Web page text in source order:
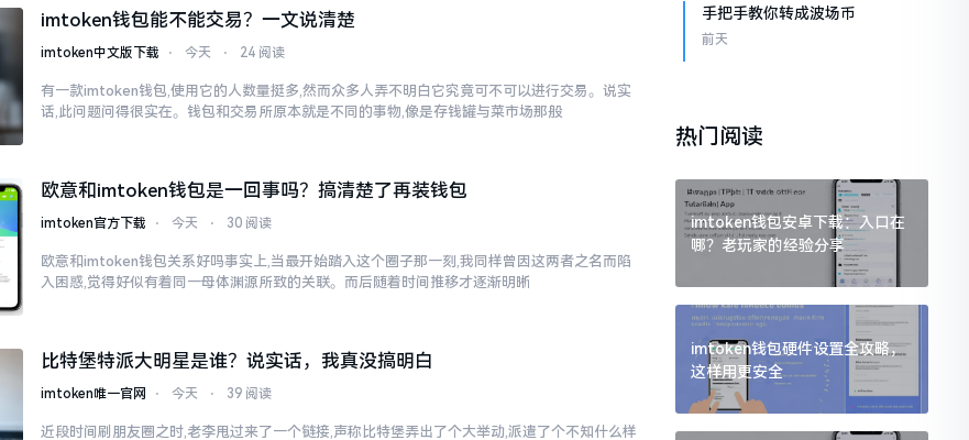
imtoken钱包能不能交易？一文说清楚
imtoken中文版下载 ⋅ 今天 ⋅ 24 阅读
有一款imtoken钱包,使用它的人数量挺多,然而众多人弄不明白它究竟可不可以进行交易。说实
话,此问题问得很实在。钱包和交易所原本就是不同的事物,像是存钱罐与菜市场那般
欧意和imtoken钱包是一回事吗？搞清楚了再装钱包
imtoken官方下载 ⋅ 今天 ⋅ 30 阅读
欧意和imtoken钱包关系好吗事实上,当最开始踏入这个圈子那一刻,我同样曾因这两者之名而陷
入困惑,觉得好似有着同一母体渊源所致的关联。而后随着时间推移才逐渐明晰
比特堡特派大明星是谁？说实话，我真没搞明白
imtoken唯一官网 ⋅ 今天 ⋅ 39 阅读
近段时间刷朋友圈之时,老李甩过来了一个链接,声称比特堡弄出了个大举动,派遣了个不知什么样
手把手教你转成波场币
前天
热门阅读
imtoken钱包安卓下载：入口在
哪？老玩家的经验分享
imtoken钱包硬件设置全攻略，
这样用更安全